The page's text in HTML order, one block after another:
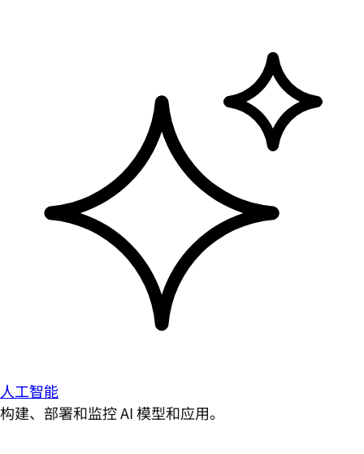
人工智能
构建、部署和监控 AI 模型和应用。